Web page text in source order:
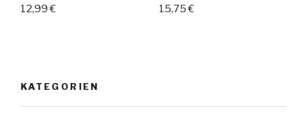
12,99€ 15,75€
KATEGORIEN